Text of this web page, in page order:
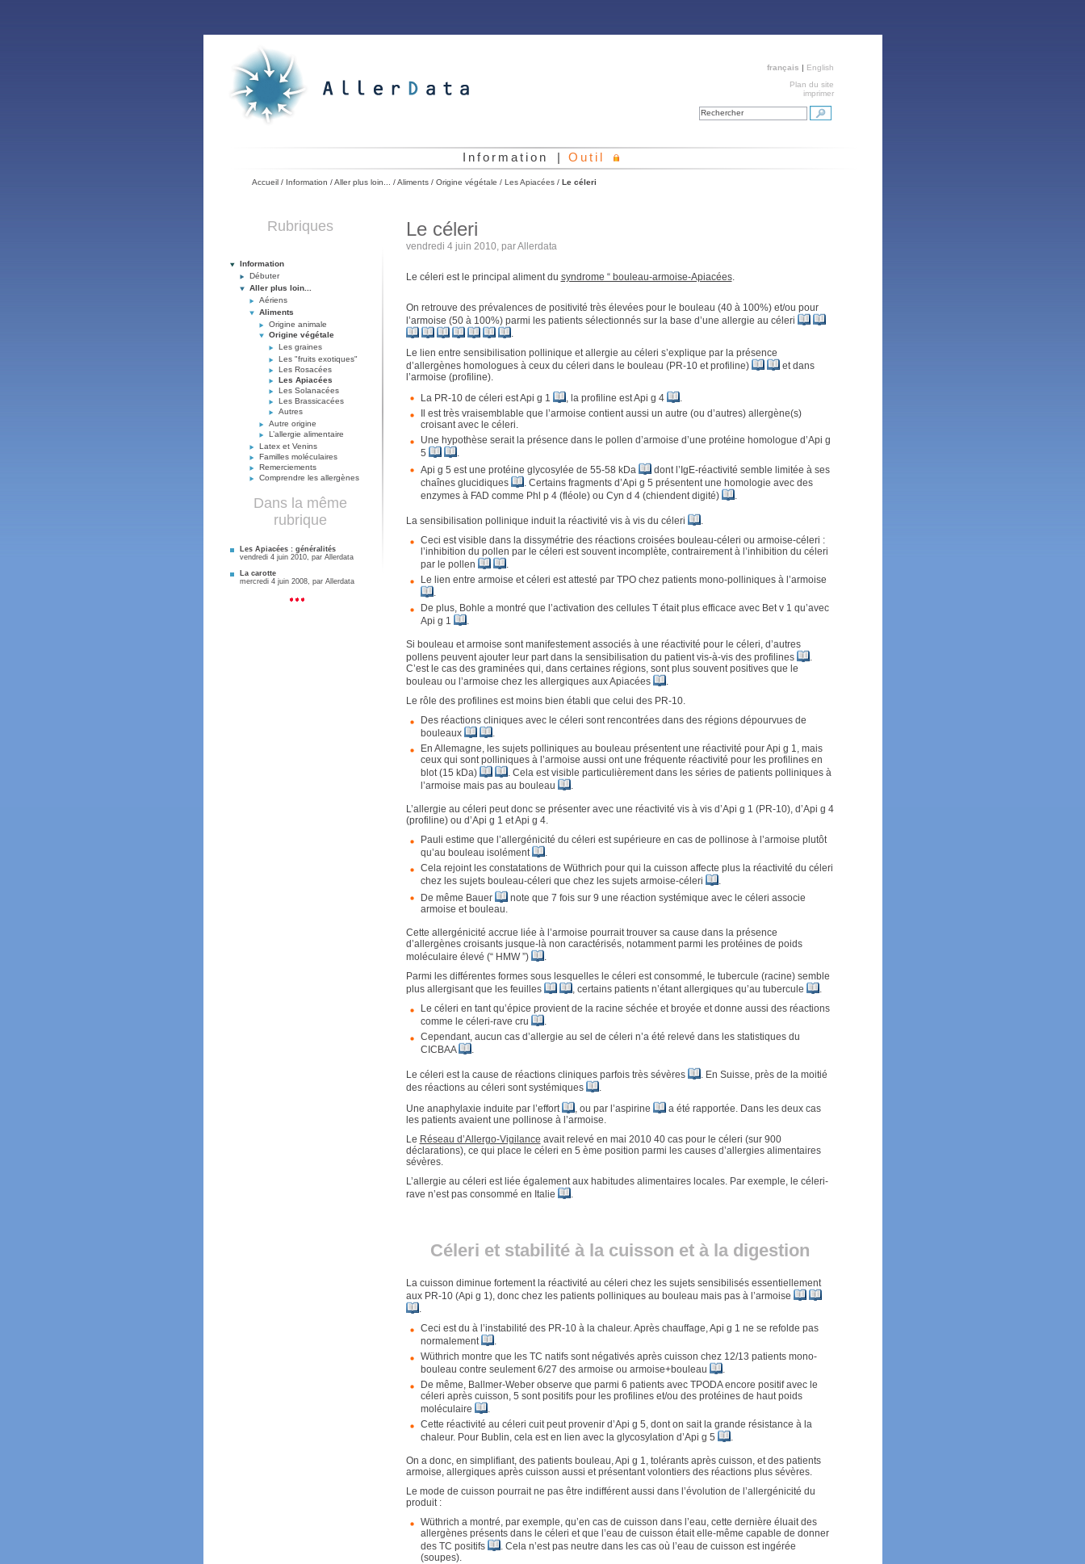
français | English
Plan du site
imprimer
Rechercher
Information | Outil
Accueil/ Information /Aller plus loin... /Aliments/ Origine végétale / Les Apiacées/ Le céleri
Le céleri
vendredi 4 juin 2010, parAllerdata
Le céleri est le principal aliment du syndrome “ bouleau-armoise-Apiacées.
On retrouve des prévalences de positivité très élevées pour le bouleau (40 à 100%) et/ou pour
l’armoise (50 à 100%) parmi les patients sélectionnés sur la base d’une allergie au céleri
.
Le lien entre sensibilisation pollinique et allergie au céleri s’explique par la présence
d’allergènes homologues à ceux du céleri dans le bouleau (PR-10 et profiline)
et dans
l’armoise (profiline).
La PR-10 de céleri est Api g 1
, la profiline est Api g 4
.
Il est très vraisemblable que l’armoise contient aussi un autre (ou d’autres) allergène(s)
croisant avec le céleri.
Une hypothèse serait la présence dans le pollen d’armoise d’une protéine homologue d’Api g
5
.
Api g 5 est une protéine glycosylée de 55-58 kDa
dont l’IgE-réactivité semble limitée à ses
chaînes glucidiques
. Certains fragments d’Api g 5 présentent une homologie avec des
enzymes à FAD comme Phl p 4 (fléole) ou Cyn d 4 (chiendent digité)
.
La sensibilisation pollinique induit la réactivité vis à vis du céleri
.
Ceci est visible dans la dissymétrie des réactions croisées bouleau-céleri ou armoise-céleri :
l’inhibition du pollen par le céleri est souvent incomplète, contrairement à l’inhibition du céleri
par le pollen
.
Le lien entre armoise et céleri est attesté par TPO chez patients mono-polliniques à l’armoise
.
De plus, Bohle a montré que l’activation des cellules T était plus efficace avec Bet v 1 qu’avec
Api g 1
.
Si bouleau et armoise sont manifestement associés à une réactivité pour le céleri, d’autres
pollens peuvent ajouter leur part dans la sensibilisation du patient vis-à-vis des profilines
.
C’est le cas des graminées qui, dans certaines régions, sont plus souvent positives que le
bouleau ou l’armoise chez les allergiques aux Apiacées
.
Le rôle des profilines est moins bien établi que celui des PR-10.
Des réactions cliniques avec le céleri sont rencontrées dans des régions dépourvues de
bouleaux
.
En Allemagne, les sujets polliniques au bouleau présentent une réactivité pour Api g 1, mais
ceux qui sont polliniques à l’armoise aussi ont une fréquente réactivité pour les profilines en
blot (15 kDa)
. Cela est visible particulièrement dans les séries de patients polliniques à
l’armoise mais pas au bouleau
.
L’allergie au céleri peut donc se présenter avec une réactivité vis à vis d’Api g 1 (PR-10), d’Api g 4
(profiline) ou d’Api g 1 et Api g 4.
Pauli estime que l’allergénicité du céleri est supérieure en cas de pollinose à l’armoise plutôt
qu’au bouleau isolément
.
Cela rejoint les constatations de Wüthrich pour qui la cuisson affecte plus la réactivité du céleri
chez les sujets bouleau-céleri que chez les sujets armoise-céleri
.
De même Bauer
note que 7 fois sur 9 une réaction systémique avec le céleri associe
armoise et bouleau.
Cette allergénicité accrue liée à l’armoise pourrait trouver sa cause dans la présence
d’allergènes croisants jusque-là non caractérisés, notamment parmi les protéines de poids
moléculaire élevé (“ HMW ”)
.
Parmi les différentes formes sous lesquelles le céleri est consommé, le tubercule (racine) semble
plus allergisant que les feuilles
, certains patients n’étant allergiques qu’au tubercule
.
Le céleri en tant qu’épice provient de la racine séchée et broyée et donne aussi des réactions
comme le céleri-rave cru
.
Cependant, aucun cas d’allergie au sel de céleri n’a été relevé dans les statistiques du
CICBAA
.
Le céleri est la cause de réactions cliniques parfois très sévères
. En Suisse, près de la moitié
des réactions au céleri sont systémiques
.
Une anaphylaxie induite par l’effort
, ou par l’aspirine
a été rapportée. Dans les deux cas
les patients avaient une pollinose à l’armoise.
Le Réseau d’Allergo-Vigilance avait relevé en mai 2010 40 cas pour le céleri (sur 900
déclarations), ce qui place le céleri en 5 ème position parmi les causes d’allergies alimentaires
sévères.
L’allergie au céleri est liée également aux habitudes alimentaires locales. Par exemple, le céleri-
rave n’est pas consommé en Italie
.
Céleri et stabilité à la cuisson et à la digestion
La cuisson diminue fortement la réactivité au céleri chez les sujets sensibilisés essentiellement
aux PR-10 (Api g 1), donc chez les patients polliniques au bouleau mais pas à l’armoise
.
Ceci est du à l’instabilité des PR-10 à la chaleur. Après chauffage, Api g 1 ne se refolde pas
normalement
.
Wüthrich montre que les TC natifs sont négativés après cuisson chez 12/13 patients mono-
bouleau contre seulement 6/27 des armoise ou armoise+bouleau
.
De même, Ballmer-Weber observe que parmi 6 patients avec TPODA encore positif avec le
céleri après cuisson, 5 sont positifs pour les profilines et/ou des protéines de haut poids
moléculaire
.
Cette réactivité au céleri cuit peut provenir d’Api g 5, dont on sait la grande résistance à la
chaleur. Pour Bublin, cela est en lien avec la glycosylation d’Api g 5
.
On a donc, en simplifiant, des patients bouleau, Api g 1, tolérants après cuisson, et des patients
armoise, allergiques après cuisson aussi et présentant volontiers des réactions plus sévères.
Le mode de cuisson pourrait ne pas être indifférent aussi dans l’évolution de l’allergénicité du
produit :
Wüthrich a montré, par exemple, qu’en cas de cuisson dans l’eau, cette dernière éluait des
allergènes présents dans le céleri et que l’eau de cuisson était elle-même capable de donner
des TC positifs
. Cela n’est pas neutre dans les cas où l’eau de cuisson est ingérée
(soupes).
Rubriques
Information
Débuter
Aller plus loin...
Aériens
Aliments
Origine animale
Origine végétale
Les graines
Les "fruits exotiques"
Les Rosacées
Les Apiacées
Les Solanacées
Les Brassicacées
Autres
Autre origine
L’allergie alimentaire
Latex et Venins
Familles moléculaires
Remerciements
Comprendre les allergènes
Dans la même
rubrique
Les Apiacées : généralités
vendredi 4 juin 2010, par Allerdata
La carotte
mercredi 4 juin 2008, par Allerdata